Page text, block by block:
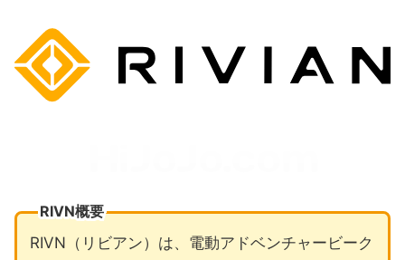
RIVN概要
RIVN（リビアン）は、電動アドベンチャービーク